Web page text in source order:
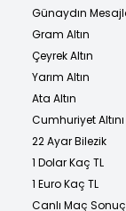
Günaydın
Gram Altın
Çeyrek Altın
Yarım Altın
Ata Altın
Cumhuriyet Altını
22 Ayar Bilezik
1 Dolar Kaç TL
1 Euro Kaç TL
Canlı Maç